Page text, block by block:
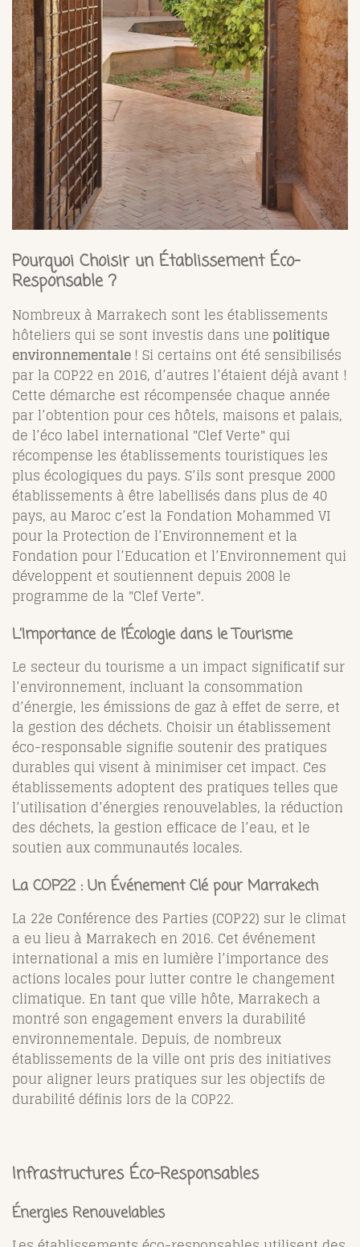
Pourquoi Choisir un Établissement Éco-
Responsable ?
Nombreux à Marrakech sont les établissements
hôteliers qui se sont investis dans unepolitique
environnementale ! Si certains ont été sensibilisés
par la COP22 en 2016, d’autres l’étaient déjà avant !
Cette démarche est récompensée chaque année
par l’obtention pour ces hôtels, maisons et palais,
de l’éco label international "Clef Verte" qui
récompense les établissements touristiques les
plus écologiques du pays. S’ils sont presque 2000
établissements à être labellisés dans plus de 40
pays, au Maroc c’est la Fondation Mohammed VI
pour la Protection de l’Environnement et la
Fondation pour l’Education et l’Environnement qui
développent et soutiennent depuis 2008 le
programme de la "Clef Verte".
L’Importance de l’Écologie dans le Tourisme
Le secteur du tourisme a un impact significatif sur
l’environnement, incluant la consommation
d’énergie, les émissions de gaz à effet de serre, et
la gestion des déchets. Choisir un établissement
éco-responsable signifie soutenir des pratiques
durables qui visent à minimiser cet impact. Ces
établissements adoptent des pratiques telles que
l’utilisation d’énergies renouvelables, la réduction
des déchets, la gestion efficace de l’eau, et le
soutien aux communautés locales.
La COP22 : Un Événement Clé pour Marrakech
La 22e Conférence des Parties (COP22) sur le climat
a eu lieu à Marrakech en 2016. Cet événement
international a mis en lumière l’importance des
actions locales pour lutter contre le changement
climatique. En tant que ville hôte, Marrakech a
montré son engagement envers la durabilité
environnementale. Depuis, de nombreux
établissements de la ville ont pris des initiatives
pour aligner leurs pratiques sur les objectifs de
durabilité définis lors de la COP22.
Infrastructures Éco-Responsables
Énergies Renouvelables